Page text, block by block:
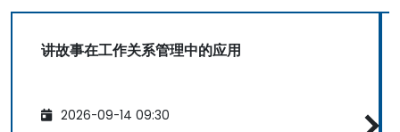
讲故事在工作关系管理中的应用
2026-09-14 09:30